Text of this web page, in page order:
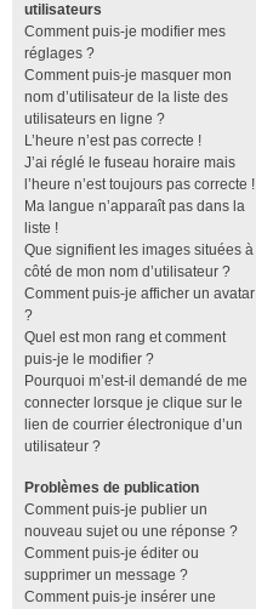
utilisateurs
Comment puis-je modifier mes
réglages ?
Comment puis-je masquer mon
nom d’utilisateur de la liste des
utilisateurs en ligne ?
L’heure n’est pas correcte !
J’ai réglé le fuseau horaire mais
l’heure n’est toujours pas correcte !
Ma langue n’apparaît pas dans la
liste !
Que signifient les images situées à
côté de mon nom d’utilisateur ?
Comment puis-je afficher un avatar
?
Quel est mon rang et comment
puis-je le modifier ?
Pourquoi m’est-il demandé de me
connecter lorsque je clique sur le
lien de courrier électronique d’un
utilisateur ?
Problèmes de publication
Comment puis-je publier un
nouveau sujet ou une réponse ?
Comment puis-je éditer ou
supprimer un message ?
Comment puis-je insérer une